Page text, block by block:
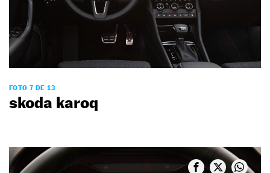
FOTO 7 DE 13
skoda karoq